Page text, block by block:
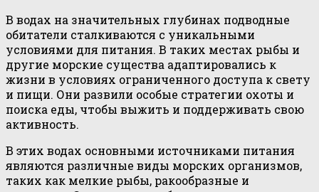
В водах на значительных глубинах подводные
обитатели сталкиваются с уникальными
условиями для питания. В таких местах рыбы и
другие морские существа адаптировались к
жизни в условиях ограниченного доступа к свету
и пищи. Они развили особые стратегии охоты и
поиска еды, чтобы выжить и поддерживать свою
активность.
В этих водах основными источниками питания
являются различные виды морских организмов,
таких как мелкие рыбы, ракообразные и